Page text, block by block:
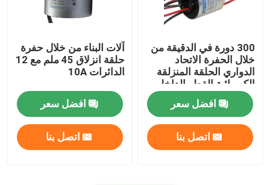
300 دورة في الدقيقة من
خلال الحفرة الاتحاد
الدواري الحلقة المنزلقة
الكهربائية القطر الداخلي
65mm
افضل سعر
اتصل بنا
آلات البناء من خلال حفرة
حلقة انزلاق 45 ملم مع 12
الدائرات 10A
افضل سعر
اتصل بنا